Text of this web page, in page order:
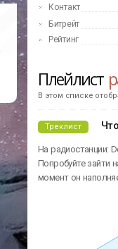
Контакт
Битрейт
Рейтинг
Плейлист
В этом списке
Треклист
На радиостанции:
Попробуйте зайти
момент он